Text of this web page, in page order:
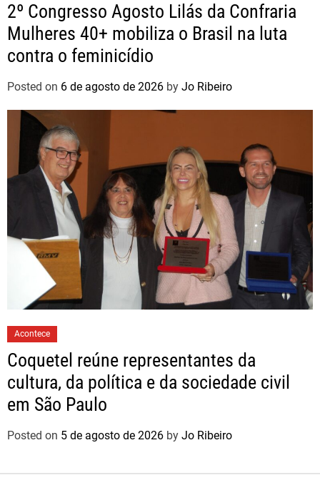
2º Congresso Agosto Lilás da Confraria
Mulheres 40+ mobiliza o Brasil na luta
contra o feminicídio
Posted on 6 de agosto de 2026 by Jo Ribeiro
Acontece
Coquetel reúne representantes da
cultura, da política e da sociedade civil
em São Paulo
Posted on 5 de agosto de 2026 by Jo Ribeiro